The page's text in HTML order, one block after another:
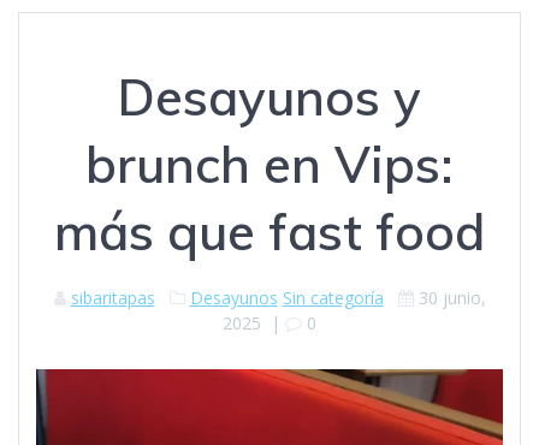
Desayunos y
brunch en Vips:
más que fast food
sibaritapas Desayunos Sin categoría
30 junio,
2025 | 0